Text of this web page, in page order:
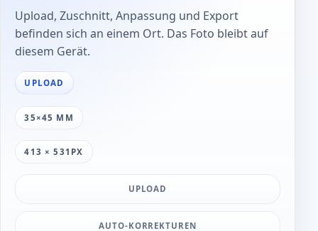
Upload, Zuschnitt, Anpassung und Export
befinden sich an einem Ort. Das Foto bleibt auf
diesem Gerät.
UPLOAD
35×45 MM
413 × 531PX
UPLOAD
AUTO-KORREKTUREN